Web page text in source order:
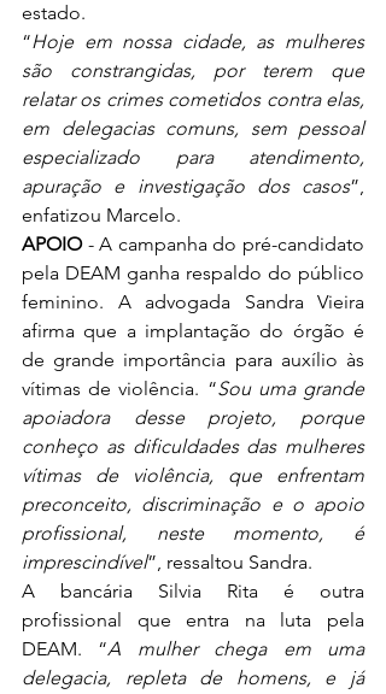
estado.
“Hoje em nossa cidade, as mulheres
são constrangidas, por terem que
relatar os crimes cometidos contra elas,
em delegacias comuns, sem pessoal
especializado para atendimento,
apuração e investigação dos casos”,
enfatizou Marcelo.
APOIO - A campanha do pré-candidato
pela DEAM ganha respaldo do público
feminino. A advogada Sandra Vieira
afirma que a implantação do órgão é
de grande importância para auxílio às
vítimas de violência. “Sou uma grande
apoiadora desse projeto, porque
conheço as dificuldades das mulheres
vítimas de violência, que enfrentam
preconceito, discriminação e o apoio
profissional, neste momento, é
imprescindível”, ressaltou Sandra.
A bancária Silvia Rita é outra
profissional que entra na luta pela
DEAM. “A mulher chega em uma
delegacia, repleta de homens, e já